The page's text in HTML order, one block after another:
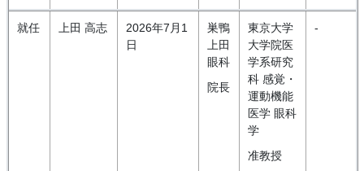
就任 上田 高志
2026年7月1
日
巣鴨
上田
眼科
院長
東京大学
大学院医
学系研究
科 感覚・
運動機能
医学 眼科
学
准教授
-